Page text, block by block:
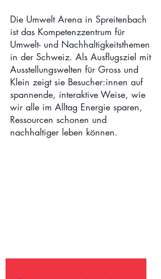
Die Umwelt Arena in Spreitenbach
ist das Kompetenzzentrum für
Umwelt- und Nachhaltigkeitsthemen
in der Schweiz. Als Ausflugsziel mit
Ausstellungswelten für Gross und
Klein zeigt sie Besucher:innen auf
spannende, interaktive Weise, wie
wir alle im Alltag Energie sparen,
Ressourcen schonen und
nachhaltiger leben können.